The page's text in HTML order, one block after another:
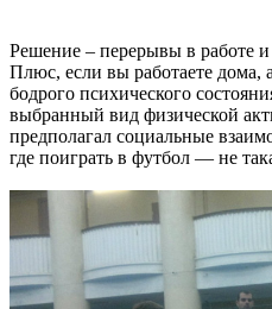
Решение – перерывы в работе и
Плюс, если вы работаете дома,
бодрого психического
выбранный вид физической
предполагал социальные
где поиграть в футбол — не